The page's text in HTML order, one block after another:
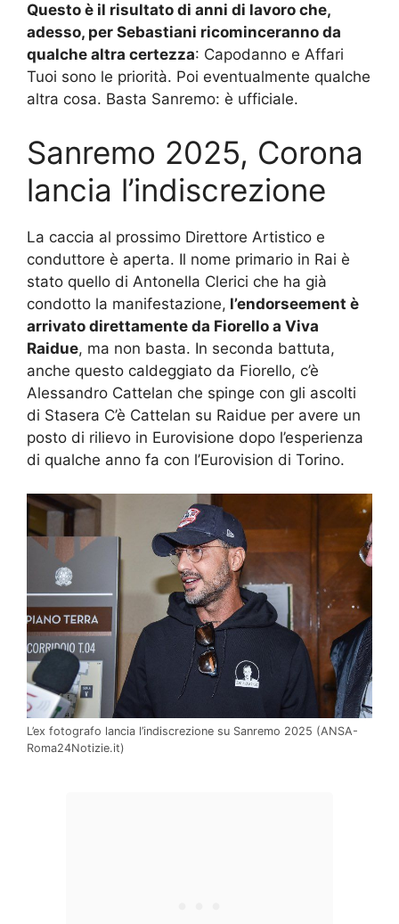
Questo è il risultato di anni di lavoro che,
adesso, per Sebastiani ricominceranno da
qualche altra certezza: Capodanno e Affari
Tuoi sono le priorità. Poi eventualmente qualche
altra cosa. Basta Sanremo: è ufficiale.
Sanremo 2025, Corona
lancia l’indiscrezione
La caccia al prossimo Direttore Artistico e
conduttore è aperta. Il nome primario in Rai è
stato quello di Antonella Clerici che ha già
condotto la manifestazione, l’endorseement è
arrivato direttamente da Fiorello a Viva
Raidue, ma non basta. In seconda battuta,
anche questo caldeggiato da Fiorello, c’è
Alessandro Cattelan che spinge con gli ascolti
di Stasera C’è Cattelan su Raidue per avere un
posto di rilievo in Eurovisione dopo l’esperienza
di qualche anno fa con l’Eurovision di Torino.
L’ex fotografo lancia l’indiscrezione su Sanremo 2025 (ANSA-
Roma24Notizie.it)